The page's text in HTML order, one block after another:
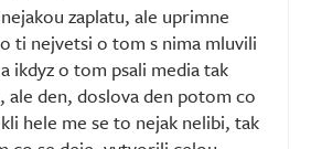
zaplatu, ale uprimne
ti nejvetsi o tom s nima mluvili
ikdyz o tom psali media tak
ale den, doslova den potom co
hele me se to nejak nelibi, tak